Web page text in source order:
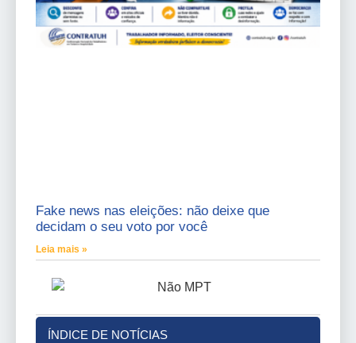
Fake news nas eleições: não deixe que
decidam o seu voto por você
Leia mais »
ÍNDICE DE NOTÍCIAS